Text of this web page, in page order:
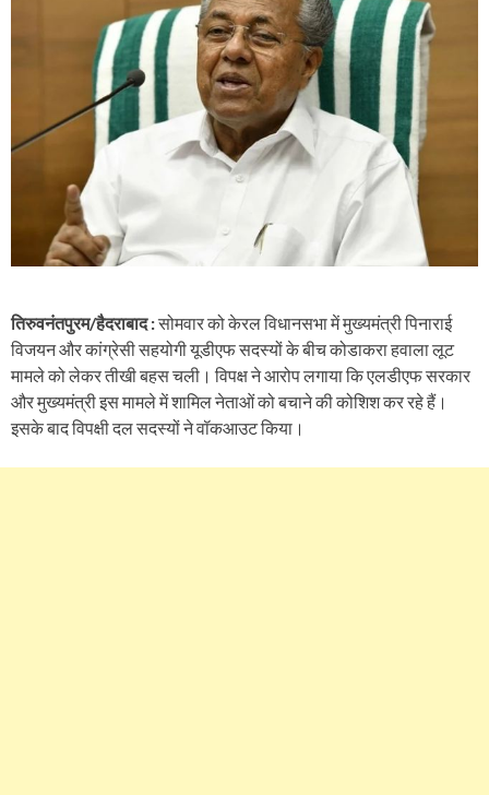
तिरुवनंतपुरम/हैदराबाद :सोमवार को केरल विधानसभा में मुख्यमंत्री पिनाराई
विजयन और कांग्रेसी सहयोगी यूडीएफ सदस्यों के बीच कोडाकरा हवाला लूट
मामले को लेकर तीखी बहस चली। विपक्ष ने आरोप लगाया कि एलडीएफ सरकार
और मुख्यमंत्री इस मामले में शामिल नेताओं को बचाने की कोशिश कर रहे हैं।
इसके बाद विपक्षी दल सदस्यों ने वॉकआउट किया।